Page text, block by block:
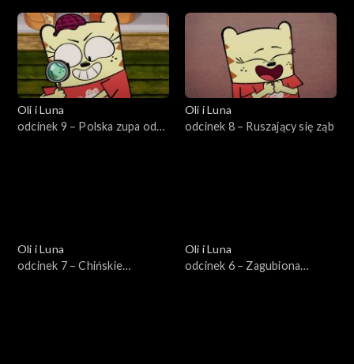
Oli i Luna
odcinek 9 – Polska zupa od
Oli i Luna
odcinek 8 – Ruszający się ząb
Oli i Luna
odcinek 7 – Chińskie
Oli i Luna
odcinek 6 – Zagubiona